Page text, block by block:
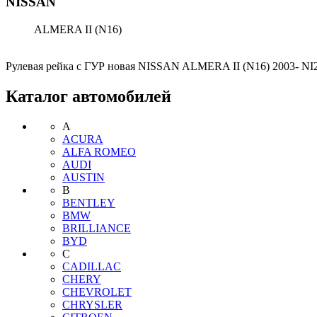
ALMERA II (N16)
Рулевая рейка с ГУР новая NISSAN ALMERA II (N16) 2003-
Каталог автомобилей
A
ACURA
ALFA ROMEO
AUDI
AUSTIN
B
BENTLEY
BMW
BRILLIANCE
BYD
C
CADILLAC
CHERY
CHEVROLET
CHRYSLER